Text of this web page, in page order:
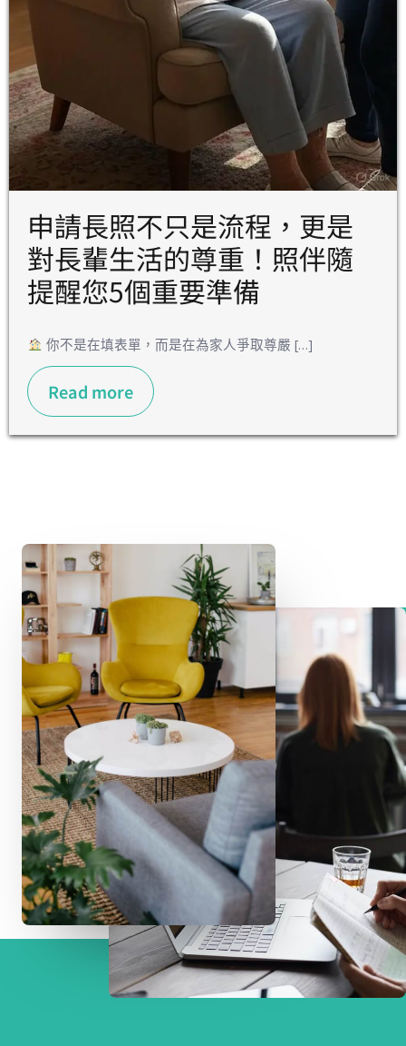
申請長照不只是流程，更是
對長輩生活的尊重！照伴隨
提醒您5個重要準備
你不是在填表單，而是在為家人爭取尊嚴 […]
Read more